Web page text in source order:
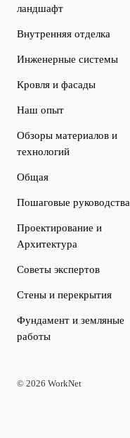
ландшафт
Внутренняя отделка
Инженерные системы
Кровля и фасады
Наш опыт
Обзоры материалов и
технологий
Общая
Пошаговые руководства
Проектирование и
Архитектура
Советы экспертов
Стены и перекрытия
Фундамент и земляные
работы
© 2026 WorkNet